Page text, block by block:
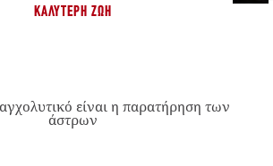
ΚΑΛΎΤΕΡΗ ΖΩΉ
είναι η παρατήρηση των
άστρων